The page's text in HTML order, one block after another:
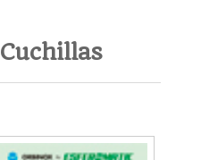
Cuchillas